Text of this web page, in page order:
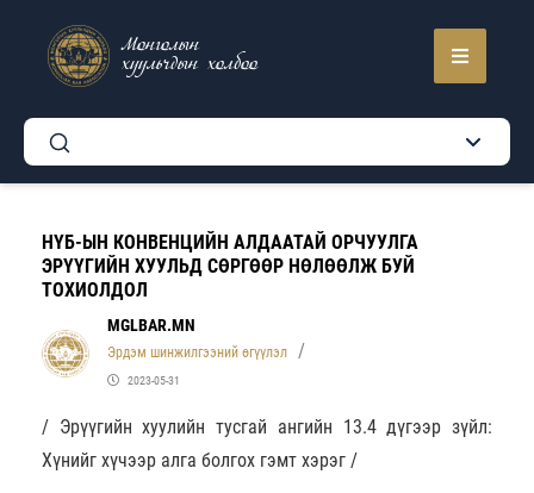
Монголын
хуульчдын холбоо
НҮБ-ЫН КОНВЕНЦИЙН АЛДААТАЙ ОРЧУУЛГА
ЭРҮҮГИЙН ХУУЛЬД СӨРГӨӨР НӨЛӨӨЛЖ БУЙ
ТОХИОЛДОЛ
MGLBAR.MN
Эрдэм шинжилгээний өгүүлэл
2023-05-31
/ Эрүүгийн хуулийн тусгай ангийн 13.4 дүгээр зүйл:
Хүнийг хүчээр алга болгох гэмт хэрэг /